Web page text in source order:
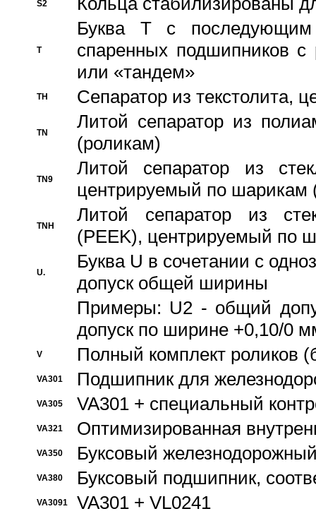
S2
T
Буква T с
спаренных подшипников
или «тандем»
TH Сепаратор из текстолита,
TN
Литой сепаратор из
(роликам)
TN9
Литой сепаратор из
центрируемый по шарикам
TNH
Литой сепаратор из
(PEEK), центрируемый по
U.
Буква U в сочетании с
допуск общей ширины
Примеры: U2 - общий
допуск по ширине +0,10/0
V Полный комплект роликов
VA301 Подшипник для
VA305 VA301 + специальный
VA321 Оптимизированная
VA350 Буксовый
VA380 Буксовый подшипник,
VA3091 VA301 + VL0241